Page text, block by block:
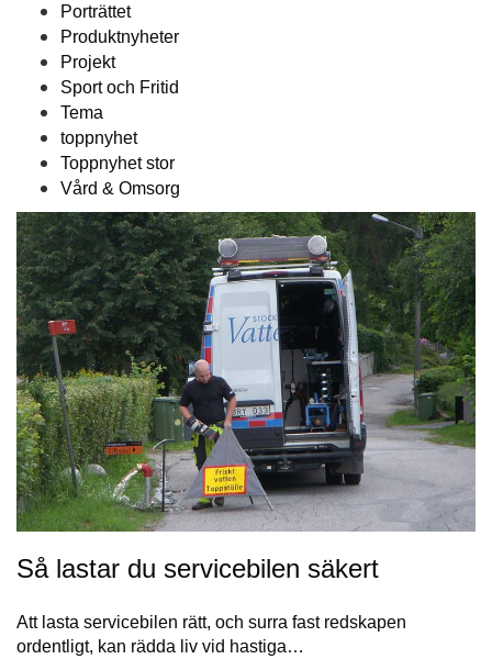
Porträttet
Produktnyheter
Projekt
Sport och Fritid
Tema
toppnyhet
Toppnyhet stor
Vård & Omsorg
Så lastar du servicebilen säkert
Att lasta servicebilen rätt, och surra fast redskapen
ordentligt, kan rädda liv vid hastiga…